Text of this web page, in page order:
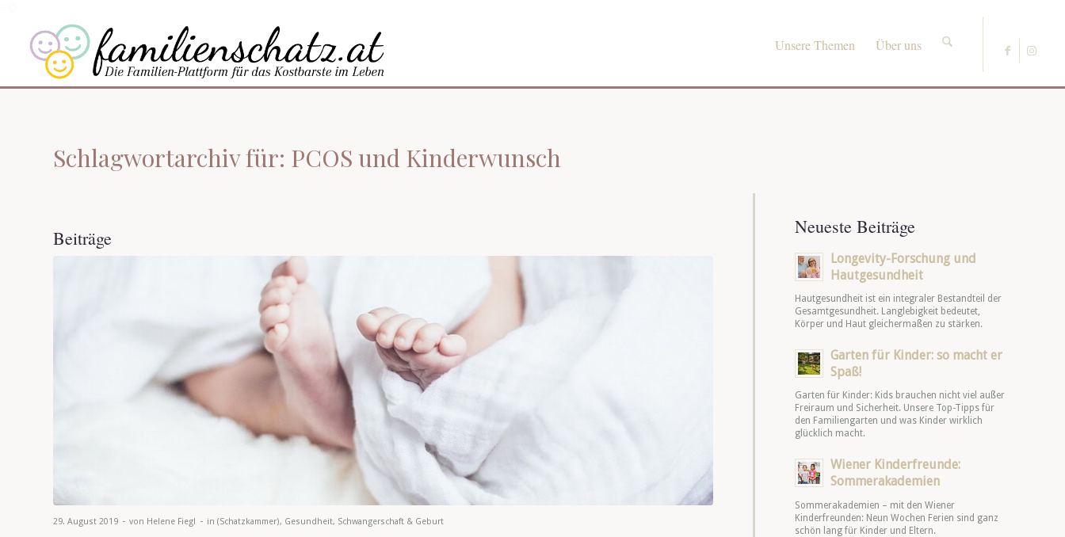
Unsere Themen Über uns
Schlagwortarchiv für: PCOS und Kinderwunsch
Beiträge
29. August 2019 - von Helene Fiegl - in (Schatzkammer), Gesundheit, Schwangerschaft & Geburt
Neueste Beiträge
Longevity-Forschung und
Hautgesundheit
Hautgesundheit ist ein integraler Bestandteil der
Gesamtgesundheit. Langlebigkeit bedeutet,
Körper und Haut gleichermaßen zu stärken.
Garten für Kinder: so macht er
Spaß!
Garten für Kinder: Kids brauchen nicht viel außer
Freiraum und Sicherheit. Unsere Top-Tipps für
den Familiengarten und was Kinder wirklich
glücklich macht.
Wiener Kinderfreunde:
Sommerakademien
Sommerakademien – mit den Wiener
Kinderfreunden: Neun Wochen Ferien sind ganz
schön lang für Kinder und Eltern.